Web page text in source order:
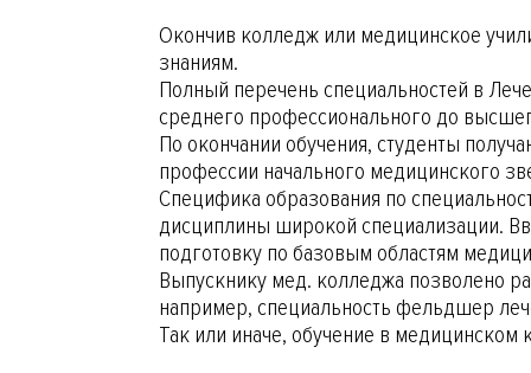
Окончив колледж или медицинское
знаниям.
Полный перечень специальностей в
среднего профессионального до
По окончании обучения, студенты
профессии начального медицинского
Специфика образования по
дисциплины широкой специализации.
подготовку по базовым областям
Выпускнику мед. колледжа позволено
например, специальность фельдшер
Так или иначе, обучение в